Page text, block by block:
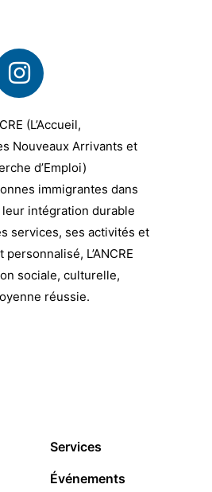
(L’Accueil,
Nouveaux Arrivants et
d’Emploi)
immigrantes dans
intégration durable
services, ses activités et
L’ANCRE
sociale, culturelle,
réussie.
Services
Événements